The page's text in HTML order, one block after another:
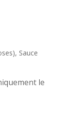
Sauce
le